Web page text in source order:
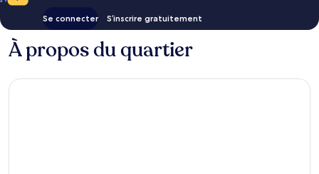
Se connecter S’inscrire gratuitement
À propos du quartier